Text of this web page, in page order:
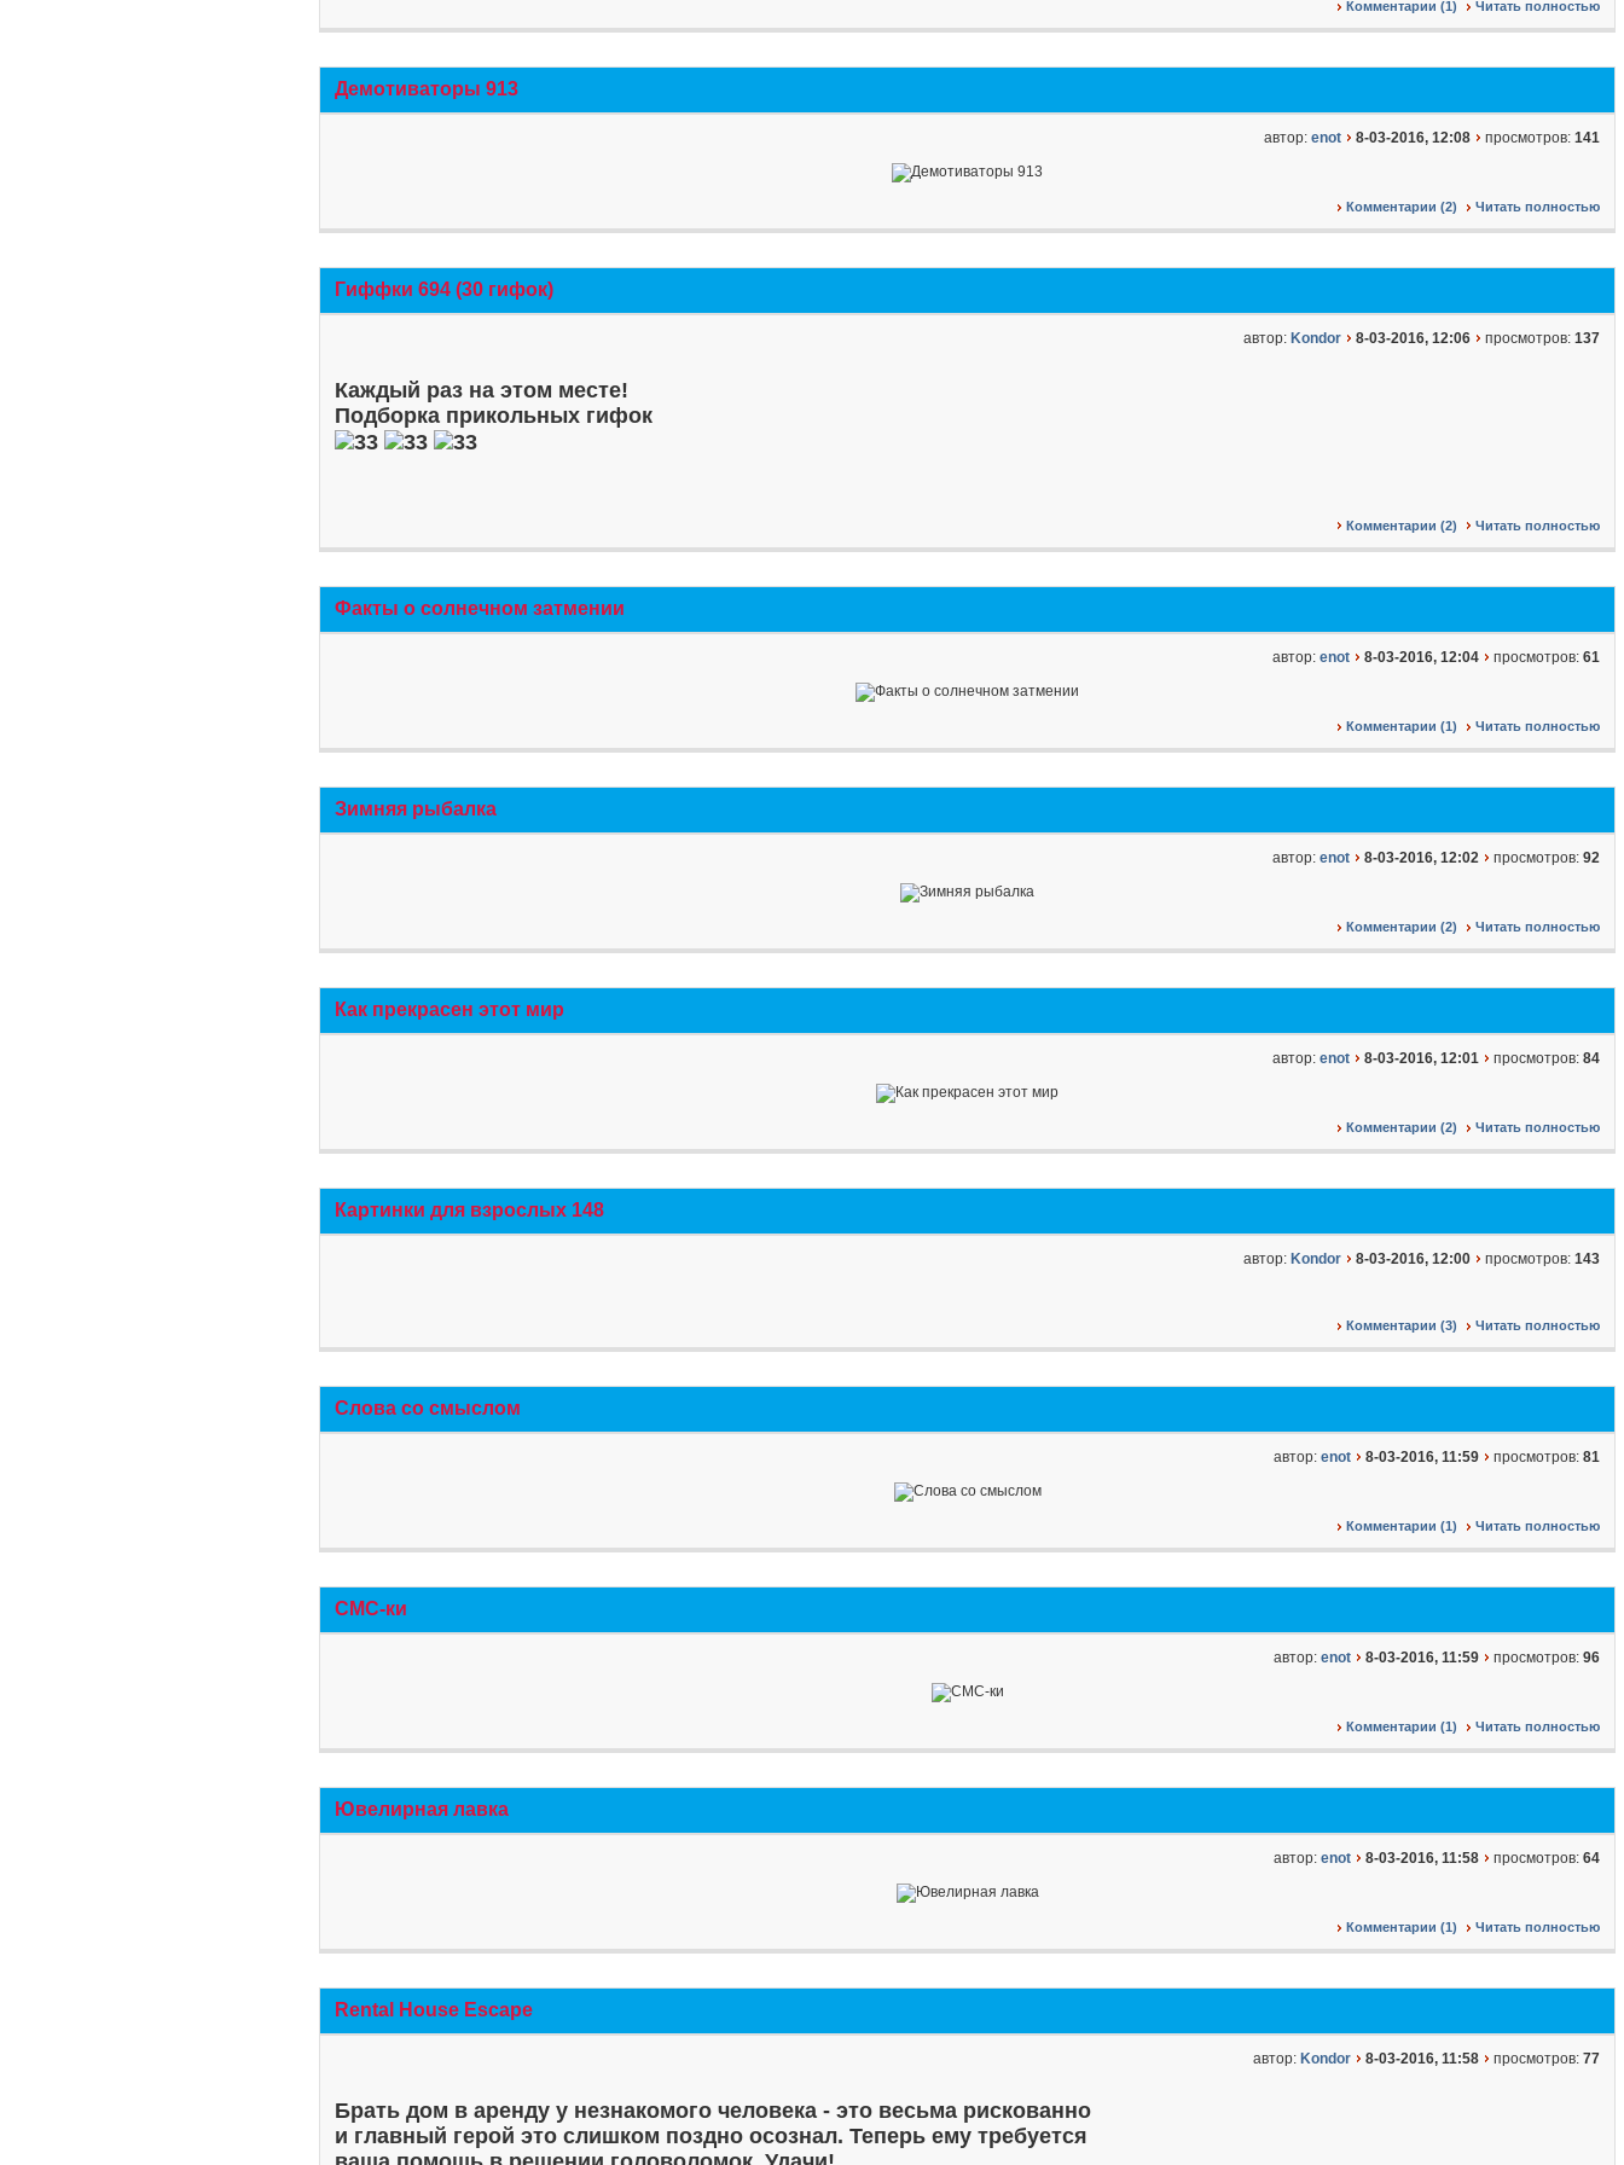
Комментарии (1) Читать полностью
Демотиваторы 913
автор: enot 8-03-2016, 12:08 просмотров: 141
Комментарии (2) Читать полностью
Гиффки 694 (30 гифок)
автор: Kondor 8-03-2016, 12:06 просмотров: 137
Каждый раз на этом месте!
Подборка прикольных гифок
Комментарии (2) Читать полностью
Факты о солнечном затмении
автор: enot 8-03-2016, 12:04 просмотров: 61
Комментарии (1) Читать полностью
Зимняя рыбалка
автор: enot 8-03-2016, 12:02 просмотров: 92
Комментарии (2) Читать полностью
Как прекрасен этот мир
автор: enot 8-03-2016, 12:01 просмотров: 84
Комментарии (2) Читать полностью
Картинки для взрослых 148
автор: Kondor 8-03-2016, 12:00 просмотров: 143
Комментарии (3) Читать полностью
Слова со смыслом
автор: enot 8-03-2016, 11:59 просмотров: 81
Комментарии (1) Читать полностью
СМС-ки
автор: enot 8-03-2016, 11:59 просмотров: 96
Комментарии (1) Читать полностью
Ювелирная лавка
автор: enot 8-03-2016, 11:58 просмотров: 64
Комментарии (1) Читать полностью
Rental House Escape
автор: Kondor 8-03-2016, 11:58 просмотров: 77
Брать дом в аренду у незнакомого человека - это весьма рискованно
и главный герой это слишком поздно осознал. Теперь ему требуется